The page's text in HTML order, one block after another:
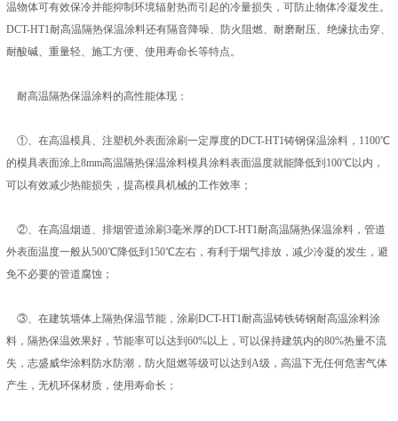
温物体可有效保冷并能抑制环境辐射热而引起的冷量损失，可防止物体冷凝发生。
DCT-HT1耐高温隔热保温涂料还有隔音降噪、防火阻燃、耐磨耐压、绝缘抗击穿、
耐酸碱、重量轻、施工方便、使用寿命长等特点。
耐高温隔热保温涂料的高性能体现：
①、在高温模具、注塑机外表面涂刷一定厚度的DCT-HT1铸钢保温涂料，1100℃
的模具表面涂上8mm高温隔热保温涂料模具涂料表面温度就能降低到100℃以内，
可以有效减少热能损失，提高模具机械的工作效率；
②、在高温烟道、排烟管道涂刷3毫米厚的DCT-HT1耐高温隔热保温涂料，管道
外表面温度一般从500℃降低到150℃左右，有利于烟气排放，减少冷凝的发生，避
免不必要的管道腐蚀；
③、在建筑墙体上隔热保温节能，涂刷DCT-HT1耐高温铸铁铸钢耐高温涂料涂
料，隔热保温效果好，节能率可以达到60%以上，可以保持建筑内的80%热量不流
失，志盛威华涂料防水防潮，防火阻燃等级可以达到A级，高温下无任何危害气体
产生，无机环保材质，使用寿命长；